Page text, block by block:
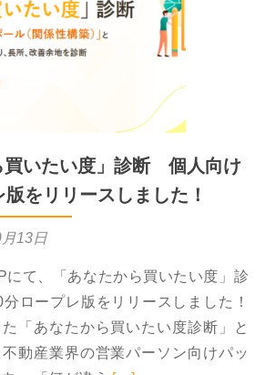
買いたい度」診断 個人向け
をリリースしました！
13日
にて、「あなたから買いたい度」診
ロープレ版をリリースしました！
「あなたから買いたい度診断」と
動産業界の営業パーソン向けパッ